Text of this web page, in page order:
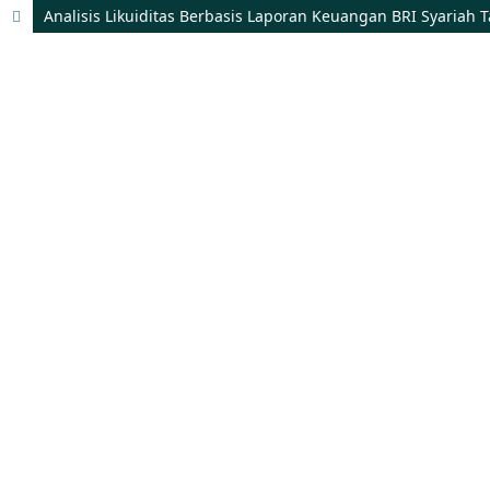
Analisis Likuiditas Berbasis Laporan Keuangan BRI Syariah